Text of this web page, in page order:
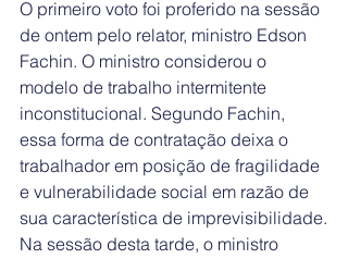
O primeiro voto foi proferido na sessão
de ontem pelo relator, ministro Edson
Fachin. O ministro considerou o
modelo de trabalho intermitente
inconstitucional. Segundo Fachin,
essa forma de contratação deixa o
trabalhador em posição de fragilidade
e vulnerabilidade social em razão de
sua característica de imprevisibilidade.
Na sessão desta tarde, o ministro